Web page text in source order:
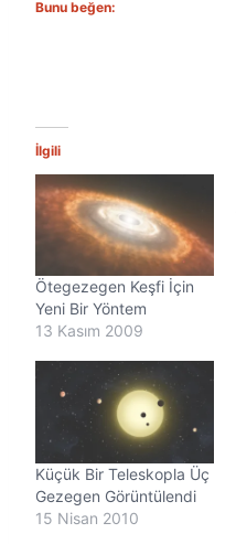
Bunu beğen:
İlgili
Ötegezegen Keşfi İçin
Yeni Bir Yöntem
13 Kasım 2009
Küçük Bir Teleskopla Üç
Gezegen Görüntülendi
15 Nisan 2010